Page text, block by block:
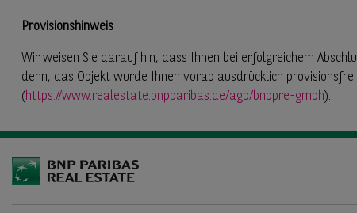
Provisionshinweis
Wir weisen Sie darauf hin, dass Ihnen bei erfolgreichem
denn, das Objekt wurde Ihnen vorab ausdrücklich
(https://www.realestate.bnpparibas.de/agb/bnppre-gmbh).